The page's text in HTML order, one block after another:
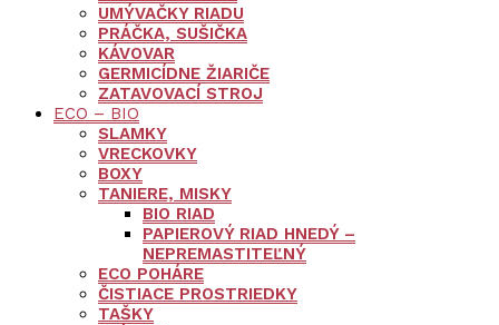
UMÝVAČKY RIADU
PRÁČKA, SUŠIČKA
KÁVOVAR
GERMICÍDNE ŽIARIČE
ZATAVOVACÍ STROJ
ECO – BIO
SLAMKY
VRECKOVKY
BOXY
TANIERE, MISKY
BIO RIAD
PAPIEROVÝ RIAD HNEDÝ –
NEPREMASTITEĽNÝ
ECO POHÁRE
ČISTIACE PROSTRIEDKY
TAŠKY